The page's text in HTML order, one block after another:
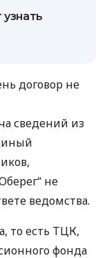
договор не
сведений из
не
ведомства.
то есть ТЦК,
фонда